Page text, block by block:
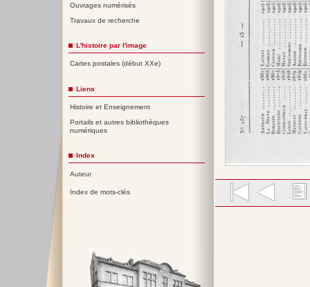
Ouvrages numérisés
Travaux de recherche
L'histoire par l'image
Cartes postales (début XXe)
Liens
Histoire et Enseignement
Portails et autres bibliothèques
numériques
Index
Auteur
Index de mots-clés